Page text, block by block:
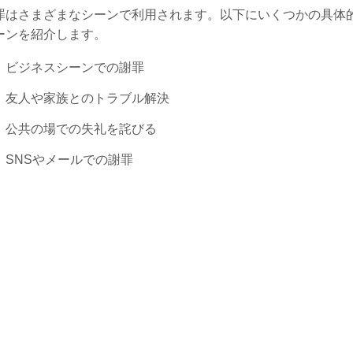
はさまざまなシーンで利用されます。以下にいくつかの具体
ンを紹介します。
ビジネスシーンでの謝罪
友人や家族とのトラブル解決
公共の場での失礼を詫びる
SNSやメールでの謝罪